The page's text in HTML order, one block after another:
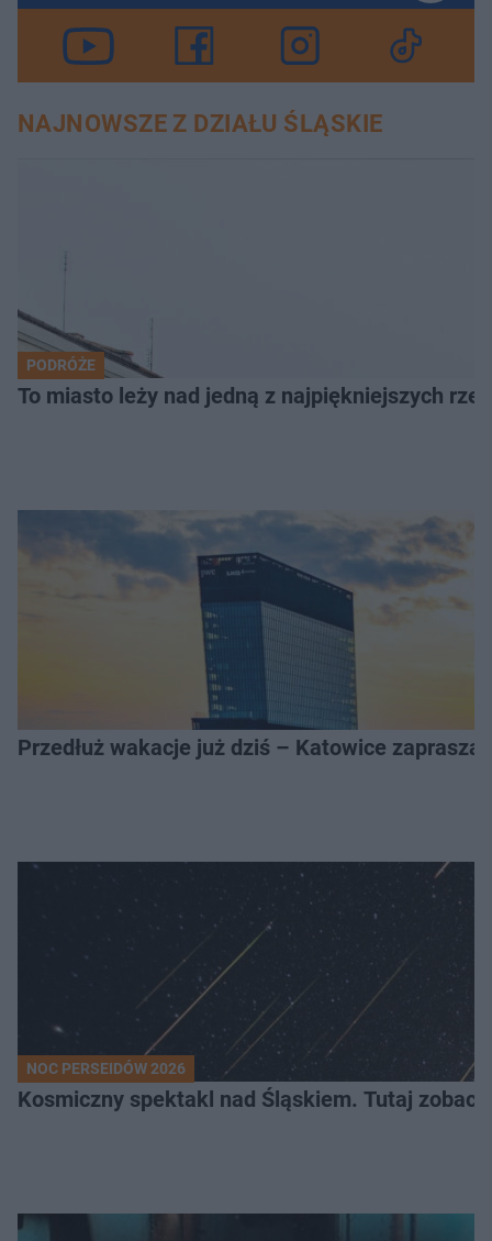
NAJNOWSZE Z DZIAŁU ŚLĄSKIE
PODRÓŻE
To miasto leży nad jedną z najpiękniejszych
Przedłuż wakacje już dziś – Katowice
NOC PERSEIDÓW 2026
Kosmiczny spektakl nad Śląskiem. Tutaj